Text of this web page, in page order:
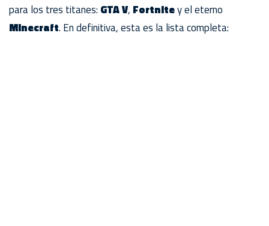
para los tres titanes: GTA V, Fortnitey el eterno
Minecraft. En definitiva, esta es la lista completa: